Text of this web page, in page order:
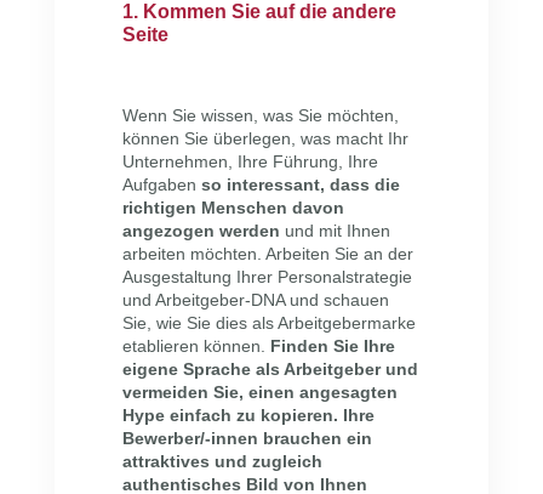
1. Kommen Sie auf die andere
Seite
Wenn Sie wissen, was Sie möchten,
können Sie überlegen, was macht Ihr
Unternehmen, Ihre Führung, Ihre
Aufgaben so interessant, dass die
richtigen Menschen davon
angezogen werden und mit Ihnen
arbeiten möchten. Arbeiten Sie an der
Ausgestaltung Ihrer Personalstrategie
und Arbeitgeber-DNA und schauen
Sie, wie Sie dies als Arbeitgebermarke
etablieren können. Finden Sie Ihre
eigene Sprache als Arbeitgeber und
vermeiden Sie, einen angesagten
Hype einfach zu kopieren. Ihre
Bewerber/-innen brauchen ein
attraktives und zugleich
authentisches Bild von Ihnen